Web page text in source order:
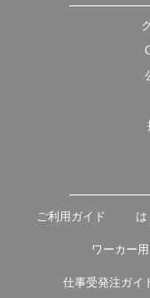
ご利用ガイド
ワーカー
仕事受発注ガイ